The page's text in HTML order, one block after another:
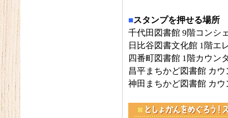
■スタンプを押せる場所
千代田図書館 9階コンシ
日比谷図書文化館 1階エ
四番町図書館 1階カウン
昌平まちかど図書館 カウ
神田まちかど図書館 カウ